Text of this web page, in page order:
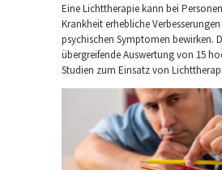
Eine Lichttherapie kann bei
Krankheit erhebliche
psychischen Symptomen bewirken.
übergreifende Auswertung von 15
Studien zum Einsatz von